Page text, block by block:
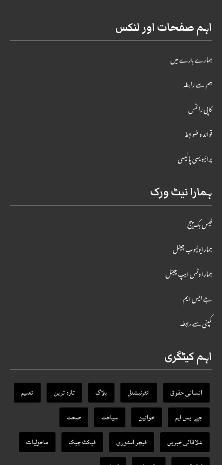
اہم صفحات اور لنکس
ہمارے بارے میں
ہم سے رابطہ
کاپی رائٹس
قوائد و ضوابط
پرائیویسی پالیسی
ہمارا نیٹ ورک
فیس بک پیج
ہمارایوٹیوب چینل
ہمارا وٹس ایپ چینل
جے ایس ایم
کمپنی سے رابطہ
اہم کیٹگری
انسانی حقوق انٹرنیشنل بلاگ تازہ ترین
تعلیم
جے ایس ایم
خواتین سیاحت
صحت
علاقائی خبریں
فیچر اسٹوری فیکٹ‌ چیک
ماحولیات